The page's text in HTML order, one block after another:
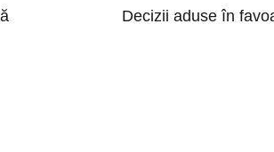
Decizii aduse în